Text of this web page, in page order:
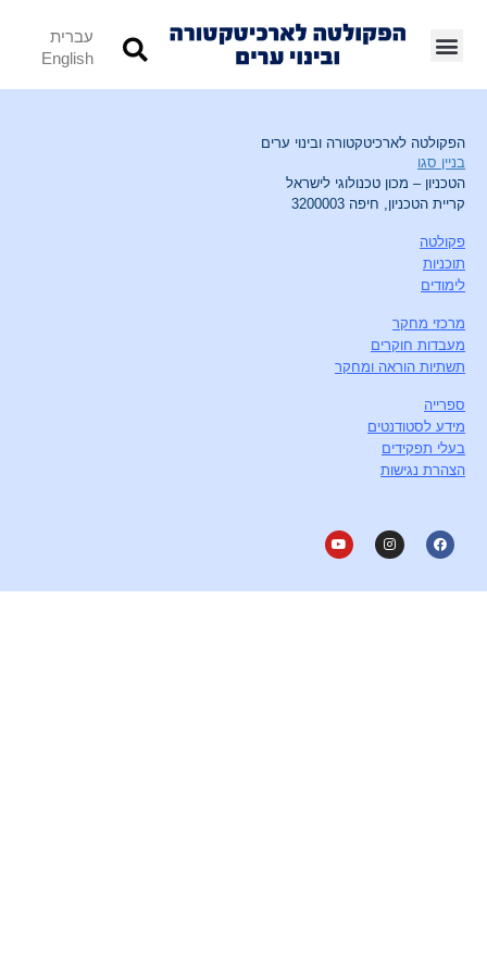
עברית
English
הפקולטה לארכיטקטורה ובינוי ערים
בניין סגו
הטכניון – מכון טכנולוגי לישראל
קריית הטכניון, חיפה 3200003
פקולטה
תוכניות
לימודים
מרכזי מחקר
מעבדות חוקרים
תשתיות הוראה ומחקר
ספרייה
מידע לסטודנטים
בעלי תפקידים
הצהרת נגישות